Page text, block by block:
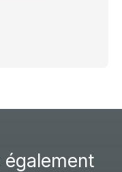
également